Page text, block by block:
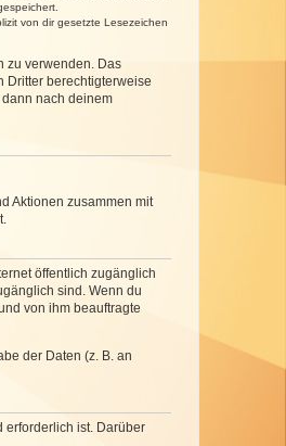
von dir gesetzte Lesezeichen
zu verwenden. Das
Dritter berechtigterweise
nach deinem
Aktionen zusammen mit
öffentlich zugänglich
sind. Wenn du
von ihm beauftragte
der Daten (z. B. an
erforderlich ist. Darüber